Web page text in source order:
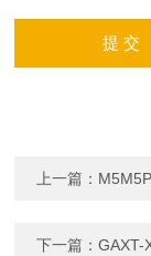
上一篇：
下一篇：GAXT-